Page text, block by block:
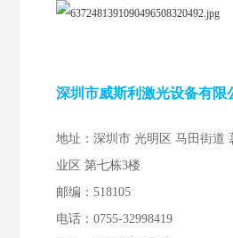
深圳市威斯利激光设备有限
地址：深圳市 光明区 马田街道
业区 第七栋3楼
邮编：518105
电话：0755-32998419